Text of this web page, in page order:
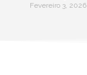
Fevereiro 3, 2026